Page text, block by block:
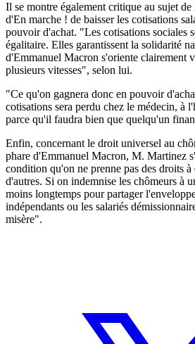
Il se montre également critique au sujet
d'En marche ! de baisser les cotisations
pouvoir d'achat. "Les cotisations sociales
égalitaire. Elles garantissent la solidarité
d'Emmanuel Macron s'oriente clairement
plusieurs vitesses", selon lui.
"Ce qu'on gagnera donc en pouvoir
cotisations sera perdu chez le médecin, à
parce qu'il faudra bien que quelqu'un
Enfin, concernant le droit universel au
phare d'Emmanuel Macron, M. Martinez
condition qu'on ne prenne pas des droits
d'autres. Si on indemnise les chômeurs à
moins longtemps pour partager
indépendants ou les salariés
misère".